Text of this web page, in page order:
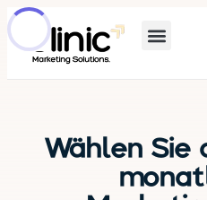
Wählen Sie